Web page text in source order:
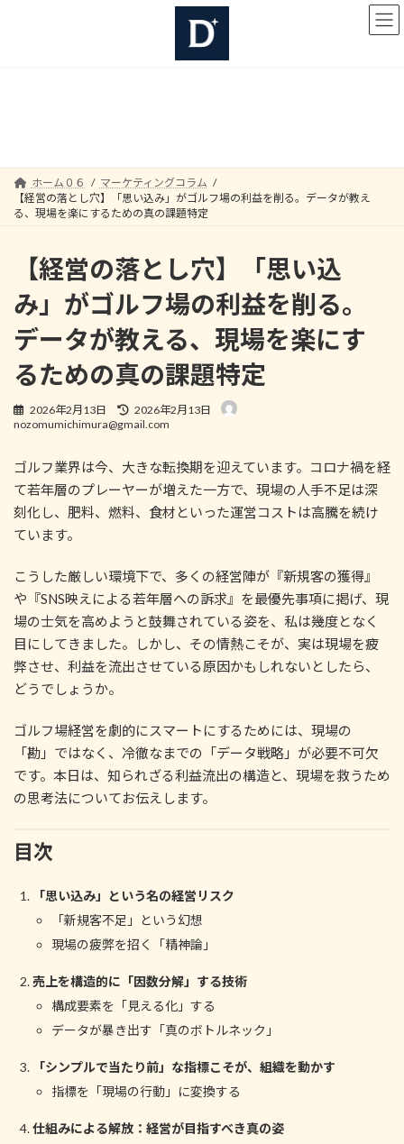
プ
動
ホーム０６
マーケティングコラム
【経営の落とし穴】「思い込み」がゴルフ場の利益を削る。データが教え
る、現場を楽にするための真の課題特定
【経営の落とし穴】「思い込
み」がゴルフ場の利益を削る。
データが教える、現場を楽にす
るための真の課題特定
2026年2月13日
最
終
日
時
2026年2月13日
nozomumichimura@gmail.com
ゴルフ業界は今、大きな転換期を迎えています。コロナ禍を経
て若年層のプレーヤーが増えた一方で、現場の人手不足は深
刻化し、肥料、燃料、食材といった運営コストは高騰を続け
ています。
こうした厳しい環境下で、多くの経営陣が『新規客の獲得』
や『SNS映えによる若年層への訴求』を最優先事項に掲げ、現
場の士気を高めようと鼓舞されている姿を、私は幾度となく
目にしてきました。しかし、その情熱こそが、実は現場を疲
弊させ、利益を流出させている原因かもしれないとしたら、
どうでしょうか。
ゴルフ場経営を劇的にスマートにするためには、現場の
「勘」ではなく、冷徹なまでの「データ戦略」が必要不可欠
です。本日は、知られざる利益流出の構造と、現場を救うため
の思考法についてお伝えします。
目次
「思い込み」という名の経営リスク
「新規客不足」という幻想
現場の疲弊を招く「精神論」
売上を構造的に「因数分解」する技術
構成要素を「見える化」する
データが暴き出す「真のボトルネック」
「シンプルで当たり前」な指標こそが、組織を動かす
指標を「現場の行動」に変換する
仕組みによる解放：経営が目指すべき真の姿